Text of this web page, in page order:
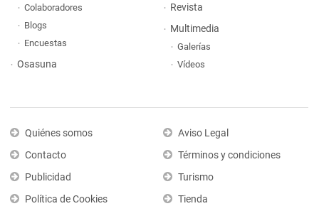
Colaboradores
Blogs
Encuestas
Osasuna
Revista
Multimedia
Galerías
Vídeos
Quiénes somos
Contacto
Publicidad
Política de Cookies
Aviso Legal
Términos y condiciones
Turismo
Tienda